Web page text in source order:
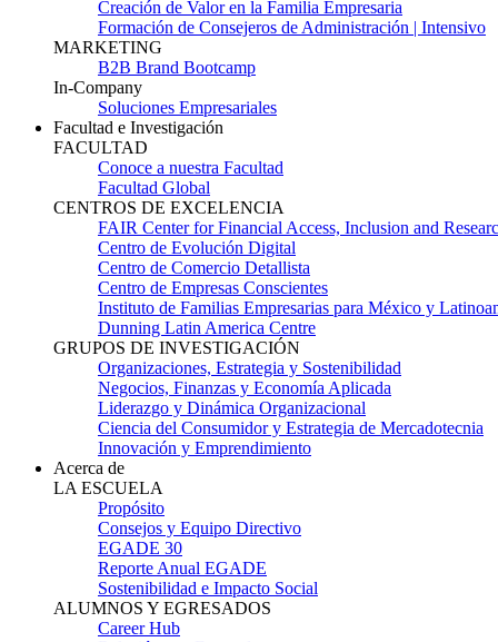
Creación de Valor en la Familia Empresaria
Formación de Consejeros de Administración | Intensivo
MARKETING
B2B Brand Bootcamp
In-Company
Soluciones Empresariales
Facultad e Investigación
FACULTAD
Conoce a nuestra Facultad
Facultad Global
CENTROS DE EXCELENCIA
FAIR Center for Financial Access, Inclusion and
Centro de Evolución Digital
Centro de Comercio Detallista
Centro de Empresas Conscientes
Instituto de Familias Empresarias para México y
Dunning Latin America Centre
GRUPOS DE INVESTIGACIÓN
Organizaciones, Estrategia y Sostenibilidad
Negocios, Finanzas y Economía Aplicada
Liderazgo y Dinámica Organizacional
Ciencia del Consumidor y Estrategia de Mercadotecnia
Innovación y Emprendimiento
Acerca de
LA ESCUELA
Propósito
Consejos y Equipo Directivo
EGADE 30
Reporte Anual EGADE
Sostenibilidad e Impacto Social
ALUMNOS Y EGRESADOS
Career Hub